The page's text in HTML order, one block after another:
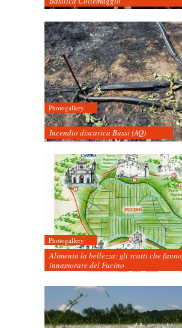
Photogallery
Incendio discarica Bussi (AQ)
Photogallery
Alimenta la bellezza: gli scatti che fanno
innamorare del Fucino